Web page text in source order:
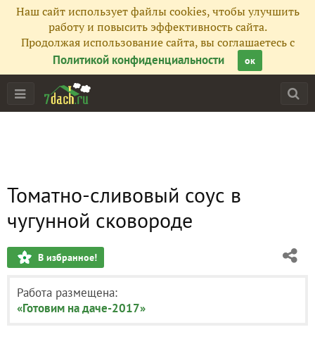
Наш сайт использует файлы cookies, чтобы улучшить
работу и повысить эффективность сайта.
Продолжая использование сайта, вы соглашаетесь с
Политикой конфиденциальности
ок
Томатно-сливовый соус в
чугунной сковороде
В избранное!
Работа размещена:
«Готовим на даче-2017»